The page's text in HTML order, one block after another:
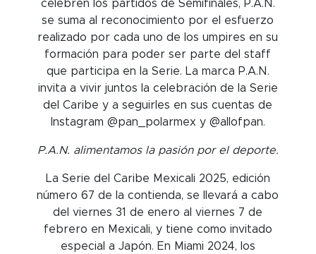
celebren los partidos de Semifinales, P.A.N.
se suma al reconocimiento por el esfuerzo
realizado por cada uno de los umpires en su
formación para poder ser parte del staff
que participa en la Serie. La marca P.A.N.
invita a vivir juntos la celebración de la Serie
del Caribe y a seguirles en sus cuentas de
Instagram @pan_polarmex y @allofpan.
P.A.N. alimentamos la pasión por el deporte.
La Serie del Caribe Mexicali 2025, edición
número 67 de la contienda, se llevará a cabo
del viernes 31 de enero al viernes 7 de
febrero en Mexicali, y tiene como invitado
especial a Japón. En Miami 2024, los